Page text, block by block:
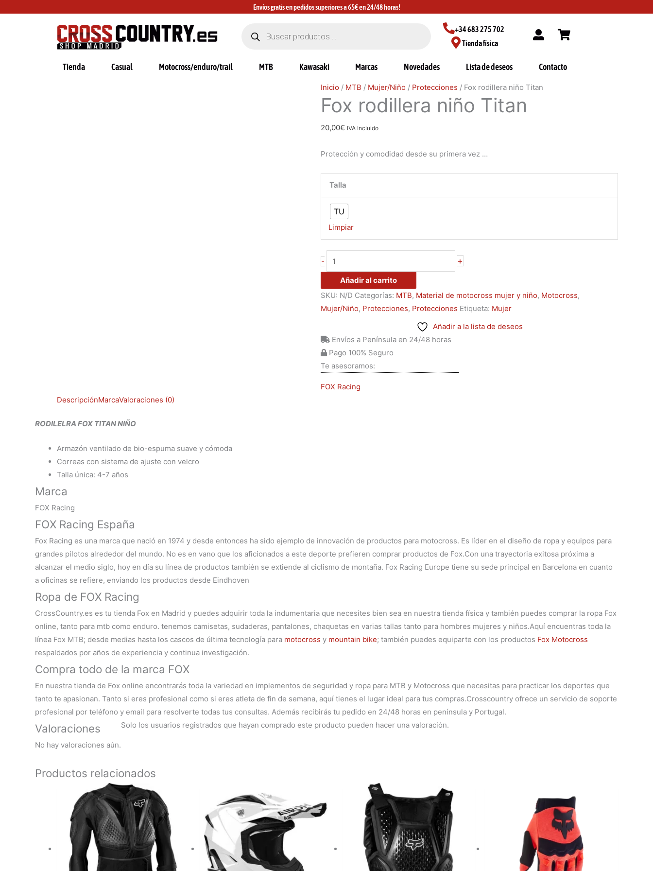
Envíos gratis en pedidos superiores a 65€ en 24/48 horas!
productos
+34 683 275 702
Tienda física
Tienda Casual Motocross/enduro/trail MTB Kawasaki Marcas Novedades Lista de deseos Contacto
Inicio / MTB / Mujer/Niño / Protecciones / Fox rodillera niño Titan
Fox rodillera niño Titan
20,00€ IVA Incluido
Protección y comodidad desde su primera vez …
Talla
TU
Limpiar
-
Fox
rodillera
niño
Titan
+
Añadir al carrito
SKU: N/D Categorías: MTB, Material de motocross mujer y niño, Motocross,
Mujer/Niño, Protecciones, Protecciones Etiqueta: Mujer
Añadir a la lista de deseos
Envíos a Península en 24/48 horas
Pago 100% Seguro
Te asesoramos:
FOX Racing
DescripciónMarcaValoraciones (0)
RODILELRA FOX TITAN NIÑO
Armazón ventilado de bio-espuma suave y cómoda
Correas con sistema de ajuste con velcro
Talla única: 4-7 años
Marca
FOX Racing
FOX Racing España
Fox Racing es una marca que nació en 1974 y desde entonces ha sido ejemplo de innovación de productos para motocross. Es líder en el diseño de ropa y equipos para
grandes pilotos alrededor del mundo. No es en vano que los aficionados a este deporte prefieren comprar productos de Fox.Con una trayectoria exitosa próxima a
alcanzar el medio siglo, hoy en día su línea de productos también se extiende al ciclismo de montaña. Fox Racing Europe tiene su sede principal en Barcelona en cuanto
a oficinas se refiere, enviando los productos desde Eindhoven
Ropa de FOX Racing
CrossCountry.es es tu tienda Fox en Madrid y puedes adquirir toda la indumentaria que necesites bien sea en nuestra tienda física y también puedes comprar la ropa Fox
online, tanto para mtb como enduro. tenemos camisetas, sudaderas, pantalones, chaquetas en varias tallas tanto para hombres mujeres y niños.Aquí encuentras toda la
línea Fox MTB; desde medias hasta los cascos de última tecnología para motocross y mountain bike; también puedes equiparte con los productos Fox Motocross
respaldados por años de experiencia y continua investigación.
Compra todo de la marca FOX
En nuestra tienda de Fox online encontrarás toda la variedad en implementos de seguridad y ropa para MTB y Motocross que necesitas para practicar los deportes que
tanto te apasionan. Tanto si eres profesional como si eres atleta de fin de semana, aquí tienes el lugar ideal para tus compras.Crosscountry ofrece un servicio de soporte
profesional por teléfono y email para resolverte todas tus consultas. Además recibirás tu pedido en 24/48 horas en península y Portugal.
Valoraciones
No hay valoraciones aún.
Solo los usuarios registrados que hayan comprado este producto pueden hacer una valoración.
Productos relacionados
múltiples
variantes.
opciones
producto
tiene